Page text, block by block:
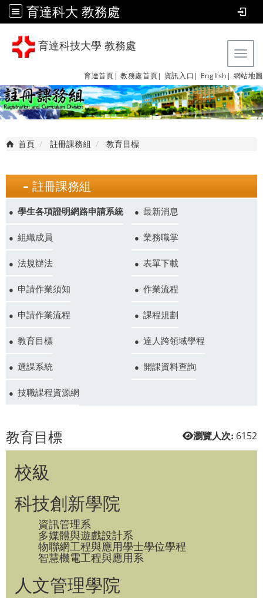
育達科大 教務處
育達科技大學 教務處
育達首頁| 教務處首頁| 資訊入口| English| 網站地圖
首頁 註冊課務組 教育目標
註冊課務組
學生各項證明網路申請系統 最新消息
組織成員 業務職掌
法規辦法 表單下載
申請作業須知 作業流程
申請作業流程 課程規劃
教育目標 達人跨領域學程
選課系統 開課資料查詢
技職課程資源網
瀏覽人次: 6152
教育目標
校級
科技創新學院
資訊管理系
多媒體與遊戲設計系
物聯網工程與應用學士學位學程
智慧機電工程與應用系
人文管理學院